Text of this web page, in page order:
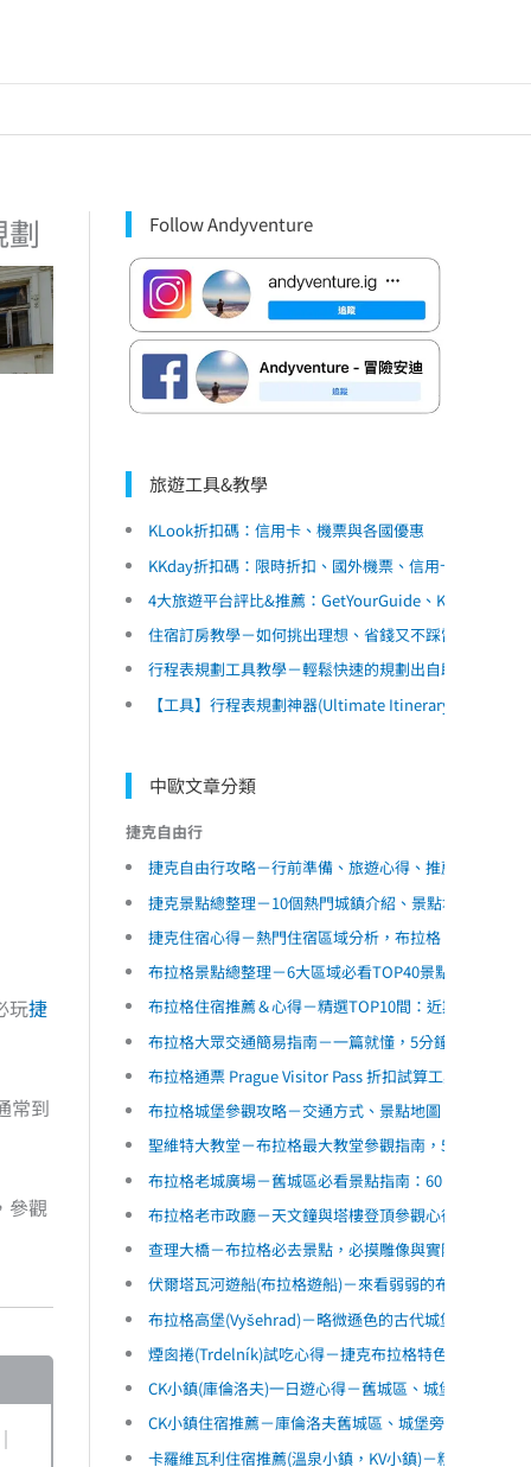
玩捷
常到
參觀
Follow Andyventure
旅遊工具&教學
KLook折扣碼：信用卡、機票與各國優惠
KKday折扣碼：限時折扣、國外機票、信用卡優惠
4大旅遊平台評比&推薦：GetYourGuide、Klook、
住宿訂房教學－如何挑出理想、省錢又不踩雷的民宿和
行程表規劃工具教學－輕鬆快速的規劃出自助旅遊行程
【工具】行程表規劃神器(Ultimate Itinerary Planner)
中歐文章分類
捷克自由行
捷克自由行攻略－行前準備、旅遊心得、推薦景點和行
捷克景點總整理－10個熱門城鎮介紹、景點地圖懶人包
捷克住宿心得－熱門住宿區域分析，布拉格、CB小鎮住
布拉格景點總整理－6大區域必看TOP40景點清單、景
布拉格住宿推薦＆心得－精選TOP10間：近期開幕、交
布拉格大眾交通簡易指南－一篇就懂，5分鐘了解地鐵
布拉格通票 Prague Visitor Pass 折扣試算工具
布拉格城堡參觀攻略－交通方式、景點地圖、必看景點
聖維特大教堂－布拉格最大教堂參觀指南，50張精選美
布拉格老城廣場－舊城區必看景點指南：60 張街拍美
布拉格老市政廳－天文鐘與塔樓登頂參觀心得，俯瞰舊
查理大橋－布拉格必去景點，必摸雕像與實際參觀心得
伏爾塔瓦河遊船(布拉格遊船)－來看弱弱的布拉格沿岸
布拉格高堡(Vyšehrad)－略微遜色的古代城堡遺址，園
煙囪捲(Trdelník)試吃心得－捷克布拉格特色甜點介紹
CK小鎮(庫倫洛夫)一日遊心得－舊城區、城堡區15個景
CK小鎮住宿推薦－庫倫洛夫舊城區、城堡旁精選6間高
卡羅維瓦利住宿推薦(溫泉小鎮，KV小鎮)－精選6間高